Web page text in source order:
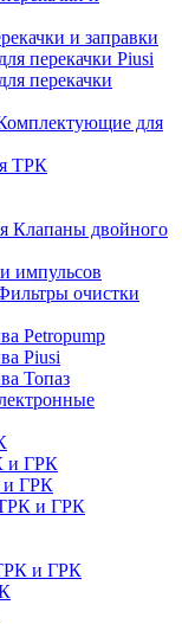
и заправки
перекачки Piusi
перекачки
для
ТРК
Клапаны двойного
импульсов
очистки
Petropump
Piusi
Топаз
и ГРК
и ГРК
и ГРК
и ГРК